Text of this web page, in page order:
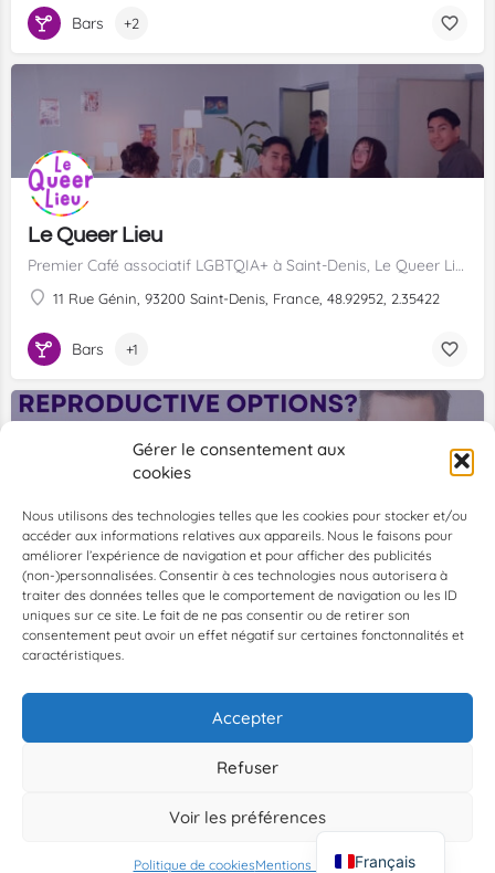
Gérer le consentement aux
cookies
Nous utilisons des technologies telles que les cookies pour stocker et/ou
accéder aux informations relatives aux appareils. Nous le faisons pour
améliorer l’expérience de navigation et pour afficher des publicités
(non-)personnalisées. Consentir à ces technologies nous autorisera à
traiter des données telles que le comportement de navigation ou les ID
uniques sur ce site. Le fait de ne pas consentir ou de retirer son
consentement peut avoir un effet négatif sur certaines fonctonnalités et
caractéristiques.
Accepter
Refuser
Voir les préférences
Politique de cookiesMentions Légales
Bars +2
Le Queer Lieu
Premier Café associatif LGBTQIA+ à Saint-Denis, Le Queer Lieu vous accueille à la Bourse du Travail pour des rendez vous artistiques, militants, associatifs ...
11 Rue Génin, 93200 Saint-Denis, France, 48.92952, 2.35422
Bars +1
New England Fertility Institute
Paris, France, 48.85350, 2.34839
Français